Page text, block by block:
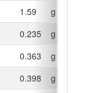
1.59
g
0.235
g
0.363
g
0.398
g